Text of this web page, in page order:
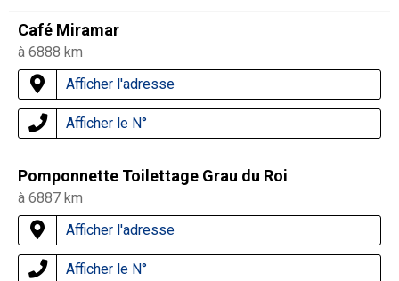
Café Miramar
à 6888 km
Afficher l'adresse
Afficher le N°
Pomponnette Toilettage Grau du Roi
à 6887 km
Afficher l'adresse
Afficher le N°